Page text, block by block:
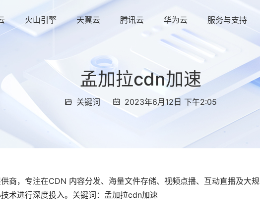
火山引擎 天翼云 腾讯云 华为云 服务与支持
孟加拉cdn加速
关键词 2023年6月12日 下午2:05
商，专注在CDN 内容分发、海量文件存储、视频点播、互动直播及大规
术进行深度投入。关键词：孟加拉cdn加速